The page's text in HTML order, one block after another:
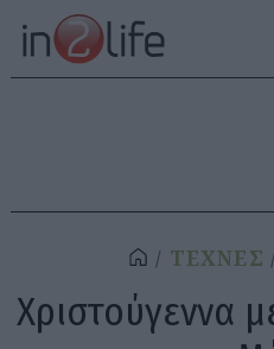
ΤΕΧΝΕΣ
Χριστούγεννα